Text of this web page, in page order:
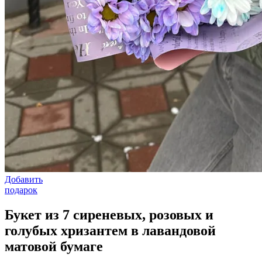
Добавить
подарок
Букет из 7 сиреневых, розовых и
голубых хризантем в лавандовой
матовой бумаге